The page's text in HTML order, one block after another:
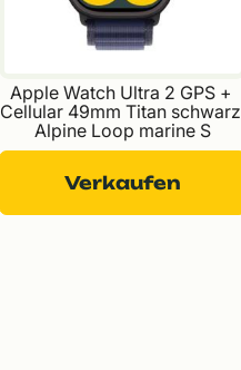
Apple Watch Ultra 2 GPS +
Cellular 49mm Titan schwarz
Alpine Loop marine S
Verkaufen